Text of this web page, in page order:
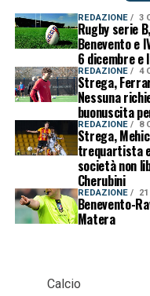
REDAZIONE 3
Rugby serie
Benevento e
6 dicembre e
REDAZIONE 4
Strega,
Nessuna
buonuscita
REDAZIONE 8
Strega,
trequartista
società non
Cherubini
REDAZIONE
Benevento-
Matera
Calcio